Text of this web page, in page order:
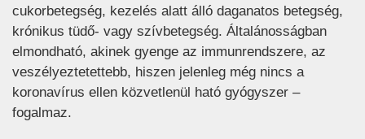
cukorbetegség, kezelés alatt álló daganatos betegség,
krónikus tüdő- vagy szívbetegség. Általánosságban
elmondható, akinek gyenge az immunrendszere, az
veszélyeztetettebb, hiszen jelenleg még nincs a
koronavírus ellen közvetlenül ható gyógyszer –
fogalmaz.